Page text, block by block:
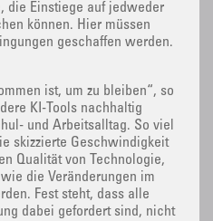
die Einstiege auf jedweder
können. Hier müssen
geschaffen werden.
ist, um zu bleiben“, so
KI-Tools nachhaltig
und Arbeitsalltag. So viel
skizzierte Geschwindigkeit
Qualität von Technologie,
die Veränderungen im
Fest steht, dass alle
dabei gefordert sind, nicht